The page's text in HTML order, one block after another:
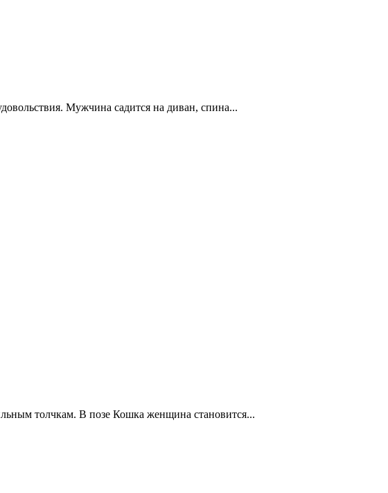
Мужчина садится на диван, спина...
толчкам. В позе Кошка женщина становится...